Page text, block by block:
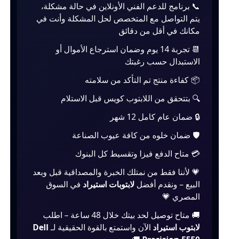
📞 برنامج للدعم الفني الأونلاين في حالة مشكلة،
يتم التواصل مع المتخصص لحل المشكلة وأنت في
مكانك في أقل من دقائق
📆 تجربة 14 يوم وضمان استرجاع الأموال أو
الاستبدال حسب رغبتك
📦 كفاءة منتج تم التأكد من سلامته
🔍 بتتحقق من اللابتوب كويس قبل الاستلام
🔒 ضمان عام كامل 12 شهر
🛡️ ضمان خلوه من كافة عيوب الصناعة
💳 متاح الدفع فيزا وتقسيط كل البنوك
💗 لأننا فقط من نمتلك الخبرة والمصداقية قبل وبعد
البيع – ونقدم أفضللابتوبات استيراد في السوق
المصري 💗
🚚 متاح توصيل لحد بيتك خلال 48 ساعة – اطلب
لابتوب استيراد الآن واستمتع بالقوة الحقيقية لـDell